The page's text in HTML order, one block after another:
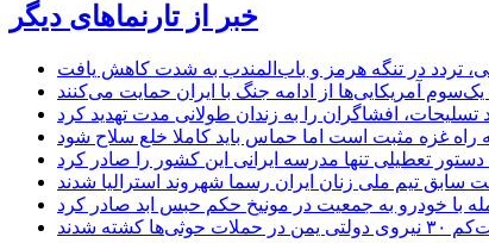
خبر از تارنماهای دیگر
تردد در تنگه هرمز و باب‌المندب به شدت کاهش یافت
آمریکایی‌ها از ادامه جنگ با ایران حمایت می‌کنند
افشاگران را به زندان طولانی مدت تهدید کرد
غزه مثبت است اما حماس باید کاملا خلع سلاح شود
تعطیلی تنها مدرسه ایرانی این کشور را صادر کرد
سابق تیم ملی زنان ایران رسما شهروند استرالیا شدند
با خودرو به جمعیت در مونیخ حکم حبس ابد صادر کرد
حملات حوثی‌ها کشته شدند